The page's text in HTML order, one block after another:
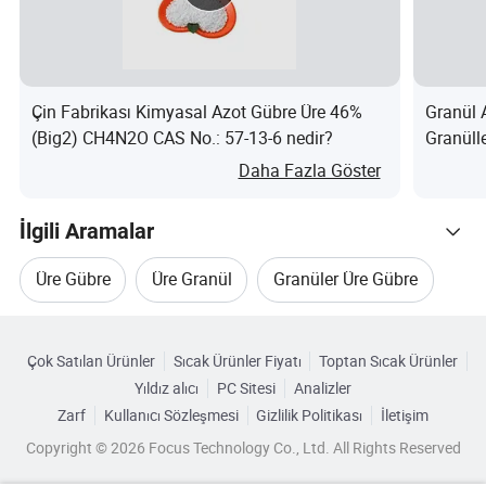
ticaret sektöründe en son teknoloji üretim tesisleriyle
donatılmış öncü bir güçtür. Üstün endüstriyel, tarımsal ve
gıda sınıfı kimyasallar sunma konusunda başarılıyız.
100'den fazla yetenekli profesyonelden oluşan özel
CE markalarımız ile her üründe mükemmelliği garanti
eder ve uluslararası standartlara bağlılığımızı onaylar ve
güvenilir bir küresel ortak olarak itibarımızı pekiştirir.
Güçlü yönlerimiz
Kalite ve Rekabet Fiyatlandırma – fabrikada desteklenen
tedarik zincirimiz, ekonomik çözümlerle birlikte katı kalite
kontrolü sağlar.
Çin Fabrikası Kimyasal Azot Gübre Üre 46%
(Big2) CH4N2O CAS No.: 57-13-6 nedir?
Daha Fazla Göster
Granül
İlgili Aramalar
Üre Gübre Üre Granül Granüler Üre Gübre
Çok Satılan Ürünler Sıcak Ürünler Fiyatı
Toptan Sıcak Ürünler
Yıldız alıcı
PC Sitesi
Analizler
Zarf
Kullanıcı Sözleşmesi Gizlilik Politikası
İletişim
Copyright © 2026 Focus Technology Co., Ltd. All Rights Reserved